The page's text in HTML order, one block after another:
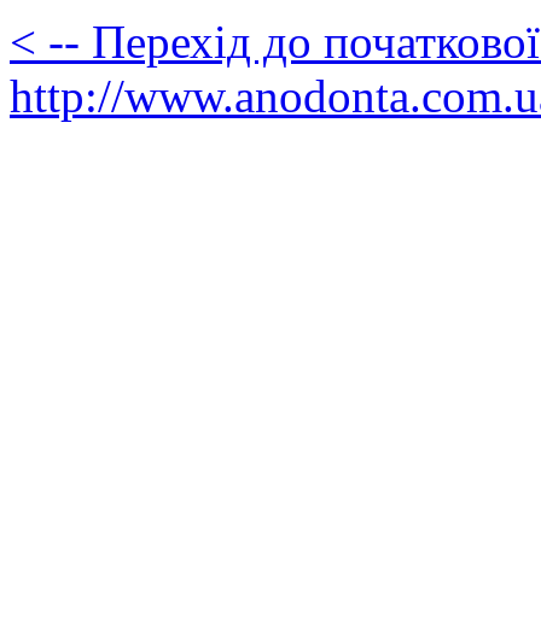
< -- Перехід до
http://